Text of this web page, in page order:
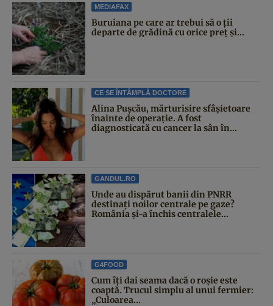
MEDIAFAX
Buruiana pe care ar trebui să o ții
departe de grădină cu orice preț și...
CE SE ÎNTÂMPLĂ DOCTORE
Alina Pușcău, mărturisire sfâșietoare
înainte de operație. A fost
diagnosticată cu cancer la sân în...
GANDUL.RO
Unde au dispărut banii din PNRR
destinați noilor centrale pe gaze?
România și-a închis centralele...
G4FOOD
Cum îți dai seama dacă o roșie este
coaptă. Trucul simplu al unui fermier:
„Culoarea...